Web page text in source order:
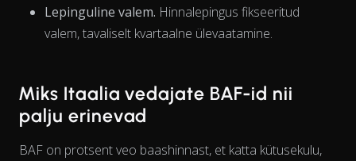
The chart has 1 X axis displaying Time. Data ranges from
Lepinguline valem. Hinnalepingus fikseeritud
valem, tavaliselt kvartaalne ülevaatamine.
Miks Itaalia vedajate BAF-id nii
palju erinevad
BAF on protsent veo baashinnast, et katta kütusekulu,